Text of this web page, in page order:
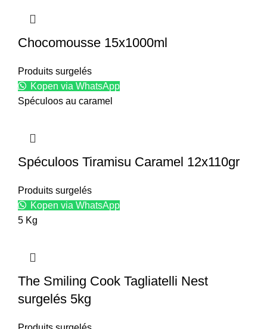
Chocomousse 15x1000ml
Produits surgelés
Kopen via WhatsApp
Spéculoos au caramel
Spéculoos Tiramisu Caramel 12x110gr
Produits surgelés
Kopen via WhatsApp
5 Kg
The Smiling Cook Tagliatelli Nest
surgelés 5kg